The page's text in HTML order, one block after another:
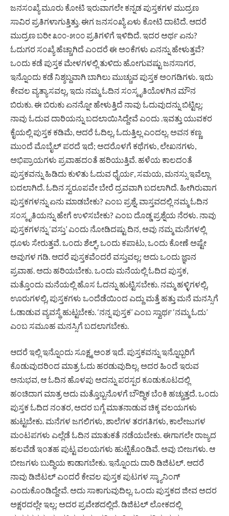
ಜನಸಂಖ್ಯೆ ಮೂರು ಕೋಟಿ ಇರುವಾಗಲೇ ಕನ್ನಡ ಪುಸ್ತಕಗಳ ಮುದ್ರಣ
ಸಾವಿರ ಪ್ರತಿಗಳಾಗುತ್ತಿತ್ತು. ಈಗ ಜನಸಂಖ್ಯೆ ಏಳು ಕೋಟಿ ದಾಟಿದೆ. ಆದರೆ
ಮುದ್ರಣ ಬರೀ ೩೦೦-೫೦೦ ಪ್ರತಿಗಳಿಗೆ ಇಳಿದಿದೆ. ಇದರ ಅರ್ಥ ಏನು?
ಓದುಗರ ಸಂಖ್ಯೆ ಹೆಚ್ಚಾಗಿದೆ ಎಂದರೆ ಈ ಅಂಕೆಗಳು ಏನನ್ನು ಹೇಳುತ್ತವೆ?
ಒಂದು ಕಡೆ ಪುಸ್ತಕ ಮೇಳಗಳಲ್ಲಿ ತುಳಿದು ಹೋಗುವಷ್ಟು ಜನಸಾಗರ,
ಇನ್ನೊಂದು ಕಡೆ ನಿಶ್ಶಬ್ದವಾಗಿ ಬಾಗಿಲು ಮುಚ್ಚುವ ಪುಸ್ತಕ ಅಂಗಡಿಗಳು. ಇದು
ಕೇವಲ ವ್ಯತ್ಯಾಸವಲ್ಲ, ಇದು ನಮ್ಮ ಓದಿನ ಸಂಸ್ಕೃತಿಯೊಳಗಿನ ಮೌನ
ಬಿರುಕು. ಈ ಬಿರುಕು ಏನನ್ನೋ ಹೇಳುತ್ತಿದೆ ನಾವು ಓದುವುದನ್ನು ಬಿಟ್ಟಿಲ್ಲ;
ನಾವು ಓದುವ ದಾರಿಯನ್ನು ಬದಲಾಯಿಸಿದ್ದೇವೆ ಎಂದು .ಇವತ್ತು ಯುವಕರ
ಕೈಯಲ್ಲಿ ಪುಸ್ತಕ ಕಡಿಮೆ, ಆದರೆ ಓದಿಲ್ಲ, ಓದುತ್ತಿಲ್ಲ ಎಂದಲ್ಲ. ಅವನ ಕಣ್ಣ
ಮುಂದೆ ಮೊಬೈಲ್ ಪರದೆ ಇದೆ; ಅದರೊಳಗೆ ಕಥೆಗಳು, ಲೇಖನಗಳು,
ಅಭಿಪ್ರಾಯಗಳು ಪ್ರವಾಹದಂತೆ ಹರಿಯುತ್ತಿವೆ. ಹಳೆಯ ಕಾಲದಂತೆ
ಪುಸ್ತಕವನ್ನು ಹಿಡಿದು ಕುಳಿತು ಓದುವ ಧೈರ್ಯ, ಸಮಯ, ಮನಸ್ಸು ಇವೆಲ್ಲಾ
ಬದಲಾಗಿದೆ. ಓದಿನ ಸ್ವರೂಪವೇ ಬೇರೆ ದ್ರವವಾಗಿ ಬದಲಾಗಿದೆ. ಹೀಗಿರುವಾಗ
ಪುಸ್ತಕಗಳನ್ನು ಏನು ಮಾಡಬೇಕು? ಎಂಬ ಪ್ರಶ್ನೆ, ವಾಸ್ತವದಲ್ಲಿ ನಮ್ಮ ಓದಿನ
ಸಂಸ್ಕೃತಿಯನ್ನು ಹೇಗೆ ಉಳಿಸಬೇಕು? ಎಂಬ ದೊಡ್ಡ ಪ್ರಶ್ನೆಯ ನೆರಳು. ನಾವು
ಪುಸ್ತಕಗಳನ್ನು ‘ವಸ್ತು’ ಎಂದು ನೋಡಿದಷ್ಟು ದಿನ, ಅವು ನಮ್ಮ ಮನೆಗಳಲ್ಲಿ
ಧೂಳು ಸೇರುತ್ತವೆ. ಒಂದು ಶೆಲ್ಫ್, ಒಂದು ಕಪಾಟು, ಒಂದು ಕೋಣೆ ಅಷ್ಟೇ
ಅವುಗಳ ಗಡಿ. ಆದರೆ ಪುಸ್ತಕವೆಂದರೆ ವಸ್ತುವಲ್ಲ; ಅದು ಒಂದು ಜ್ಞಾನ
ಪ್ರವಾಹ. ಅದು ಹರಿಯಬೇಕು. ಒಂದು ಮನೆಯಲ್ಲಿ ಓದಿದ ಪುಸ್ತಕ,
ಮತ್ತೊಂದು ಮನೆಯಲ್ಲಿ ಹೊಸ ಓದನ್ನು ಹುಟ್ಟಿಸಬೇಕು. ನಮ್ಮ ಹಳ್ಳಿಗಳಲ್ಲಿ,
ಊರುಗಳಲ್ಲಿ, ಪುಸ್ತಕಗಳು ಒಂದೆಡೆಯಿಂದ ಎದ್ದು ಮತ್ತೆ ಹತ್ತು ಮನೆ ಮನಸ್ಸಿಗೆ
ಓಡಾಡುವ ವ್ಯವಸ್ಥೆ ಹುಟ್ಟಬೇಕು. ‘ನನ್ನ ಪುಸ್ತಕ’ ಎಂಬ ಸ್ವಾರ್ಥ ‘ನಮ್ಮ ಓದು’
ಎಂಬ ಸಮೂಹ ಮನಸ್ಸಿಗೆ ಬದಲಾಗಬೇಕು.
ಆದರೆ ಇಲ್ಲಿ ಇನ್ನೊಂದು ಸೂಕ್ಷ್ಮ ಅಂಶ ಇದೆ. ಪುಸ್ತಕವನ್ನು ಇನ್ನೊಬ್ಬರಿಗೆ
ಕೊಡುವುದರಿಂದ ಮಾತ್ರ ಓದು ಹರಡುವುದಿಲ್ಲ. ಅದರ ಹಿಂದೆ ಇರುವ
ಅನುಭವ, ಆ ಓದಿನ ಹೊಳಪು ಅದನ್ನು ಪರಸ್ಪರ ಕೂಡುಕೂಟದಲ್ಲಿ
ಹಂಚಿದಾಗ ಮಾತ್ರ ಅದು ಮತ್ತೊಬ್ಬನೊಳಗೆ ಬೌದ್ಧಿಕ ಬೆಂಕಿ ಹಚ್ಚುತ್ತದೆ. ಒಂದು
ಪುಸ್ತಕ ಓದಿದ ನಂತರ, ಅದರ ಬಗ್ಗೆ ಮಾತನಾಡುವ ಚಿಕ್ಕ ವಲಯಗಳು
ಹುಟ್ಟಬೇಕು. ಮನೆಗಳ ಜಗಲಿಗಳು, ಶಾಲೆಗಳ ತರಗತಿಗಳು, ಕಾಲೇಜುಗಳ
ಮಂಟಪಗಳು ಎಲ್ಲೆಡೆ ಓದಿನ ಮಾತುಕತೆ ನಡೆಯಬೇಕು. ಈಗಾಗಲೇ ರಾಜ್ಯದ
ಹಲವೆಡೆ ಇಂತಹ ಪುಟ್ಟ ವಲಯಗಳು ಹುಟ್ಟಿಕೊಂಡಿವೆ. ಅವು ಬೀಜಗಳು. ಆ
ಬೀಜಗಳು ಬುದ್ಧಿಯ ಕಾಡಾಗಬೇಕು. ಇನ್ನೊಂದು ದಾರಿ ಡಿಜಿಟಲ್. ಆದರೆ
ನಾವು ಡಿಜಿಟಲ್ ಎಂದರೆ ಕೇವಲ ಪುಸ್ತಕ ಪುಟಗಳ ಸ್ಕ್ಯಾನಿಂಗ್
ಎಂದುಕೊಂಡಿದ್ದೇವೆ. ಅದು ಸಾಕಾಗುವುದಿಲ್ಲ. ಒಂದು ಪುಸ್ತಕದ ಜೀವ ಅದರ
ಅಕ್ಷರದಲ್ಲೇ ಇಲ್ಲ; ಅದರ ಪ್ರವೇಶದಲ್ಲಿದೆ. ಡಿಜಿಟಲ್ ಲೋಕದಲ್ಲಿ